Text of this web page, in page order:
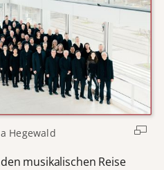
Hegewald
musikalischen Reise